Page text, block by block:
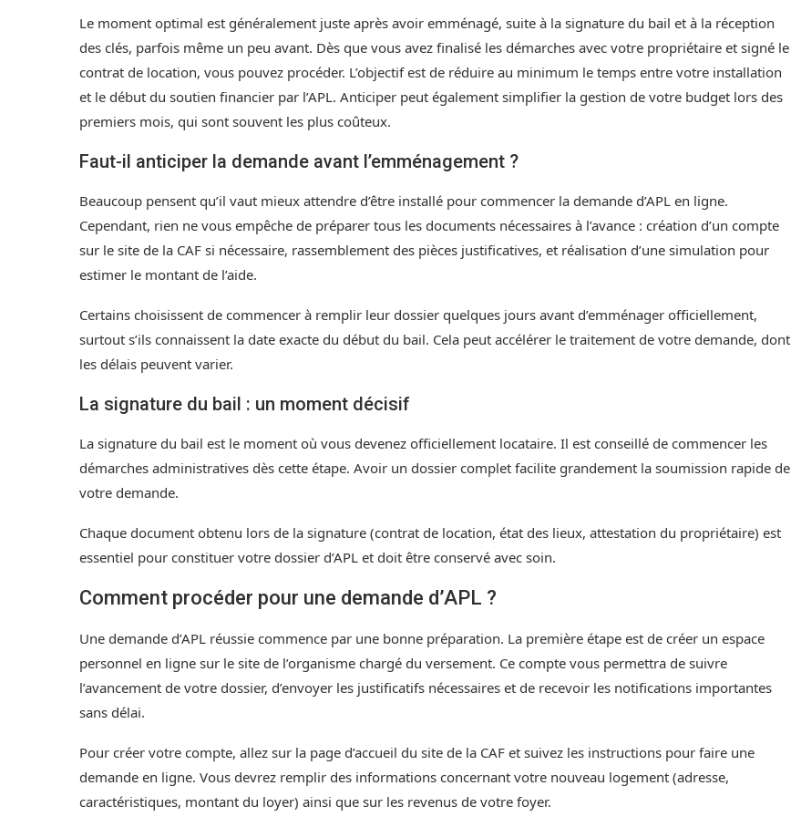
Le moment optimal est généralement juste après avoir emménagé, suite à la signature du bail et à la réception
des clés, parfois même un peu avant. Dès que vous avez finalisé les démarches avec votre propriétaire et signé le
contrat de location, vous pouvez procéder. L’objectif est de réduire au minimum le temps entre votre installation
et le début du soutien financier par l’APL. Anticiper peut également simplifier la gestion de votre budget lors des
premiers mois, qui sont souvent les plus coûteux.
Faut-il anticiper la demande avant l’emménagement ?
Beaucoup pensent qu’il vaut mieux attendre d’être installé pour commencer la demande d’APL en ligne.
Cependant, rien ne vous empêche de préparer tous les documents nécessaires à l’avance : création d’un compte
sur le site de la CAF si nécessaire, rassemblement des pièces justificatives, et réalisation d’une simulation pour
estimer le montant de l’aide.
Certains choisissent de commencer à remplir leur dossier quelques jours avant d’emménager officiellement,
surtout s’ils connaissent la date exacte du début du bail. Cela peut accélérer le traitement de votre demande, dont
les délais peuvent varier.
La signature du bail : un moment décisif
La signature du bail est le moment où vous devenez officiellement locataire. Il est conseillé de commencer les
démarches administratives dès cette étape. Avoir un dossier complet facilite grandement la soumission rapide de
votre demande.
Chaque document obtenu lors de la signature (contrat de location, état des lieux, attestation du propriétaire) est
essentiel pour constituer votre dossier d’APL et doit être conservé avec soin.
Comment procéder pour une demande d’APL ?
Une demande d’APL réussie commence par une bonne préparation. La première étape est de créer un espace
personnel en ligne sur le site de l’organisme chargé du versement. Ce compte vous permettra de suivre
l’avancement de votre dossier, d’envoyer les justificatifs nécessaires et de recevoir les notifications importantes
sans délai.
Pour créer votre compte, allez sur la page d’accueil du site de la CAF et suivez les instructions pour faire une
demande en ligne. Vous devrez remplir des informations concernant votre nouveau logement (adresse,
caractéristiques, montant du loyer) ainsi que sur les revenus de votre foyer.